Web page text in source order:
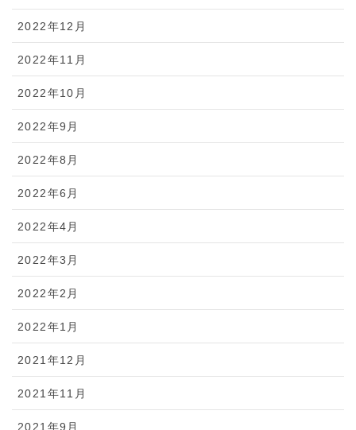
2022年12月
2022年11月
2022年10月
2022年9月
2022年8月
2022年6月
2022年4月
2022年3月
2022年2月
2022年1月
2021年12月
2021年11月
2021年9月